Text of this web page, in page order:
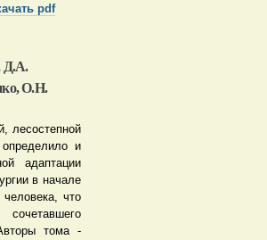
pdf
Д.А.
О.Н.
лесостепной
и
адаптации
в начале
что
тома -